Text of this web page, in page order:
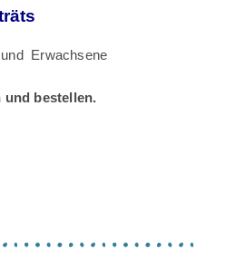
Erwachsene
und bestellen.